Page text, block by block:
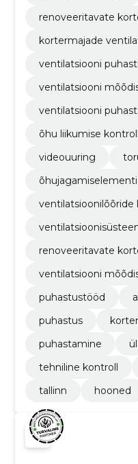
renoveeritavate
kortermajade
ventilatsiooni
ventilatsiooni
ventilatsiooni
õhu liikumise kontroll
videouuring
ventilatsioonilõõride
renoveeritavate
ventilatsiooni
puhastustööd
puhastus
puhastamine
tehniline kontroll
tallinn
hooned